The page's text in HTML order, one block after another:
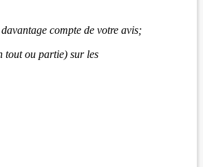
compte de votre avis;
tout ou partie) sur les